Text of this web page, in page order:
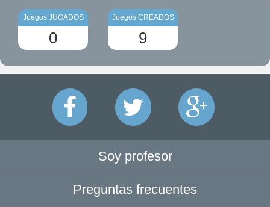
Juegos JUGADOS
0
Juegos CREADOS
9
Soy profesor
Preguntas frecuentes